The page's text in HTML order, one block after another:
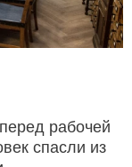
рабочей
спасли из